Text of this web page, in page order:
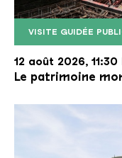
VISITE GUIDÉE
Le monte-charge
Copyright:
12 août 2026, 11:30
Le patrimoine